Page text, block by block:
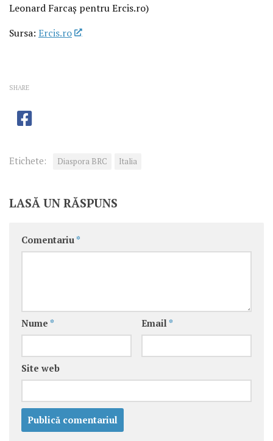
Leonard Farcaș pentru Ercis.ro)
Sursa: Ercis.ro
SHARE
Etichete: Diaspora BRC Italia
LASĂ UN RĂSPUNS
Comentariu *
Nume * Email *
Site web